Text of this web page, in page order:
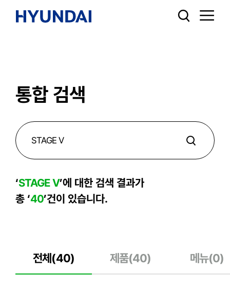
통합 검색
‘STAGE V’에 대한 검색 결과가
총 ‘40’건이 있습니다.
전체(40) 제품(40) 메뉴(0)